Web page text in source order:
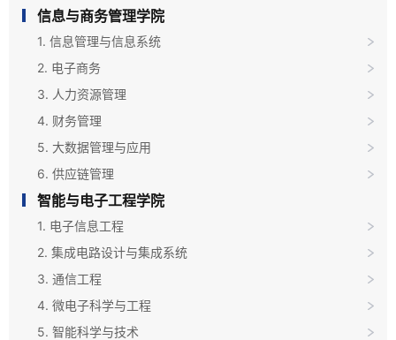
信息与商务管理学院
1. 信息管理与信息系统
2. 电子商务
3. 人力资源管理
4. 财务管理
5. 大数据管理与应用
6. 供应链管理
智能与电子工程学院
1. 电子信息工程
2. 集成电路设计与集成系统
3. 通信工程
4. 微电子科学与工程
5. 智能科学与技术